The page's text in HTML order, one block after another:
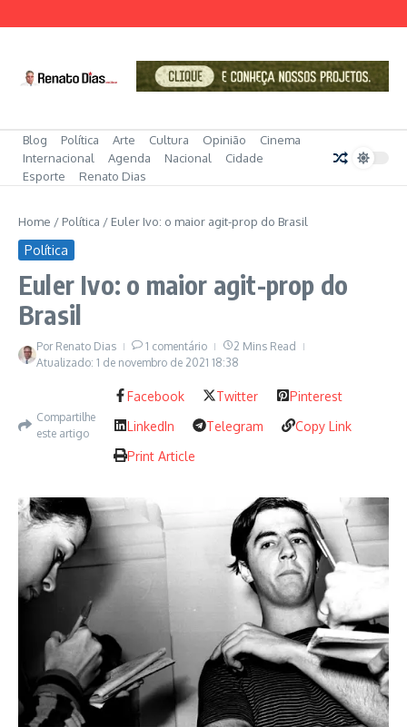
Blog Política Arte Cultura Opinião
Cinema
Internacional
Agenda Nacional
Cidade
Esporte
Renato Dias
Home / Política / Euler Ivo: o maior agit-prop do Brasil
Política
Euler Ivo: o maior agit-prop do
Brasil
Por Renato Dias 1 comentário
2 Mins Read
Atualizado: 1 de novembro de 2021 18:38
Compartilhe
este artigo
Facebook Twitter
Pinterest
LinkedIn
Telegram
Copy Link
Print Article